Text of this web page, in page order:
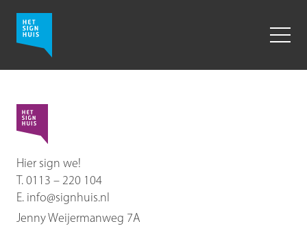
Hier sign we!
T.0113 – 220 104
E. info@signhuis.nl
Jenny Weijermanweg 7A